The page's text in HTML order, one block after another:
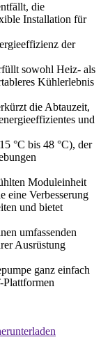
die
Installation für
der
sowohl Heiz- als
Kühlerlebnis
die Abtauzeit,
und
°C bis 48 °C), der
Moduleinheit
eine Verbesserung
und bietet
umfassenden
Ausrüstung
ganz einfach